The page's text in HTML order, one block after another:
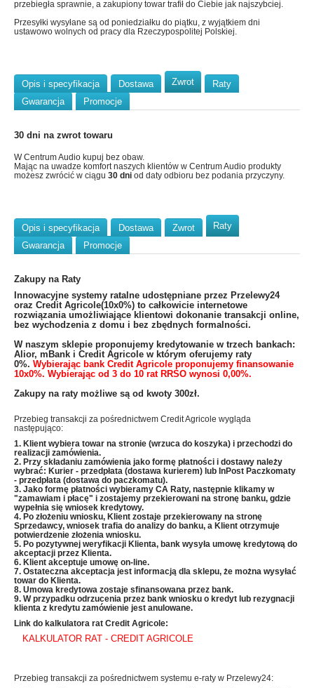
przebiegła sprawnie, a zakupiony towar trafił do Ciebie jak najszybciej.
Przesyłki wysyłane są od poniedziałku do piątku, z wyjątkiem dni
ustawowo wolnych od pracy dla Rzeczypospolitej Polskiej.
Opis i specyfikacja Dostawa Zwrot
Raty
Gwarancja
Promocje
30 dni na zwrot towaru
W Centrum Audio kupuj bez obaw.
Mając na uwadze komfort naszych klientów w Centrum Audio produkty
możesz zwrócić w ciągu 30 dni od daty odbioru bez podania przyczyny.
Opis i specyfikacja Dostawa Zwrot
Raty
Gwarancja
Promocje
Zakupy na Raty
​Innowacyjne systemy ratalne udostępniane przez Przelewy24
oraz Credit Agricole(10x0%) to całkowicie internetowe
rozwiązania umożliwiające klientowi dokonanie transakcji online,
bez wychodzenia z domu i bez zbędnych formalności.
W naszym sklepie proponujemy kredytowanie w trzech bankach:
Alior, mBank i Credit Agricole w którym oferujemy raty
0%. Wybierając bank Credit Agricole proponujemy finansowanie
10x0%. Wybierając od 3 do 10 rat RRSO wynosi 0,00%.
Zakupy na raty możliwe są od kwoty 300zł.
Przebieg transakcji za pośrednictwem Credit Agricole wygląda
następująco:
1. Klient wybiera towar na stronie (wrzuca do koszyka) i przechodzi do
realizacji zamówienia.
2. Przy składaniu zamówienia jako formę płatności i dostawy należy
wybrać: Kurier - przedpłata (dostawa kurierem) lub InPost Paczkomaty
- przedpłata (dostawa do paczkomatu).
3. Jako formę płatności wybieramy CA Raty, następnie klikamy w
"zamawiam i płacę" i zostajemy przekierowani na stronę banku, gdzie
wypełnia się wniosek kredytowy.
4. Po złożeniu wniosku, Klient zostaje przekierowany na stronę
Sprzedawcy, wniosek trafia do analizy do banku, a Klient otrzymuje
potwierdzenie złożenia wniosku.
5. Po pozytywnej weryfikacji Klienta, bank wysyła umowę kredytową do
akceptacji przez Klienta.
6. Klient akceptuje umowę on-line.
7. Ostateczna akceptacja jest informacją dla sklepu, że można wysyłać
towar do Klienta.
8. Umowa kredytowa zostaje sfinansowana przez bank.
9. W przypadku odrzucenia przez bank wniosku o kredyt lub rezygnacji
klienta z kredytu zamówienie jest anulowane.
Link do kalkulatora rat Credit Agricole:
KALKULATOR RAT - CREDIT AGRICOLE
Przebieg transakcji za pośrednictwem systemu e-raty w Przelewy24: